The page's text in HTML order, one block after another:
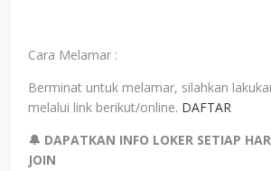
Cara Melamar :
Berminat untuk melamar, silahkan
melalui link berikut/online. DAFTAR
🔔 DAPATKAN INFO LOKER SETIAP
JOIN